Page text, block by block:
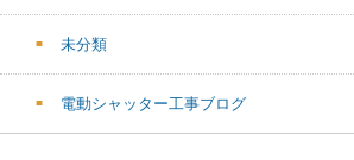
未分類
電動シャッター工事ブログ